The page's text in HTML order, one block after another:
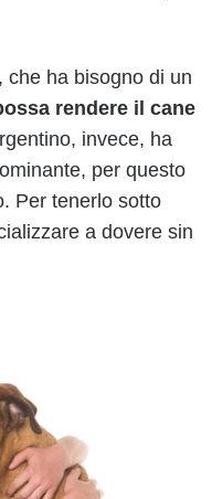
, che ha bisogno di un
rendere il cane
invece, ha
per questo
Per tenerlo sotto
a dovere sin